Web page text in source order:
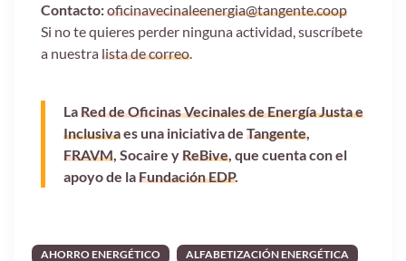
Contacto:oficinavecinaleenergia@tangente.coop
Si no te quieres perder ninguna actividad, suscríbete
a nuestralista de correo.
LaRed de Oficinas Vecinales de Energía Justa e
Inclusivaes una iniciativa de Tangente,
FRAVM, Socaire yReBive, que cuenta con el
apoyo de laFundación EDP.
AHORRO ENERGÉTICO ALFABETIZACIÓN ENERGÉTICA